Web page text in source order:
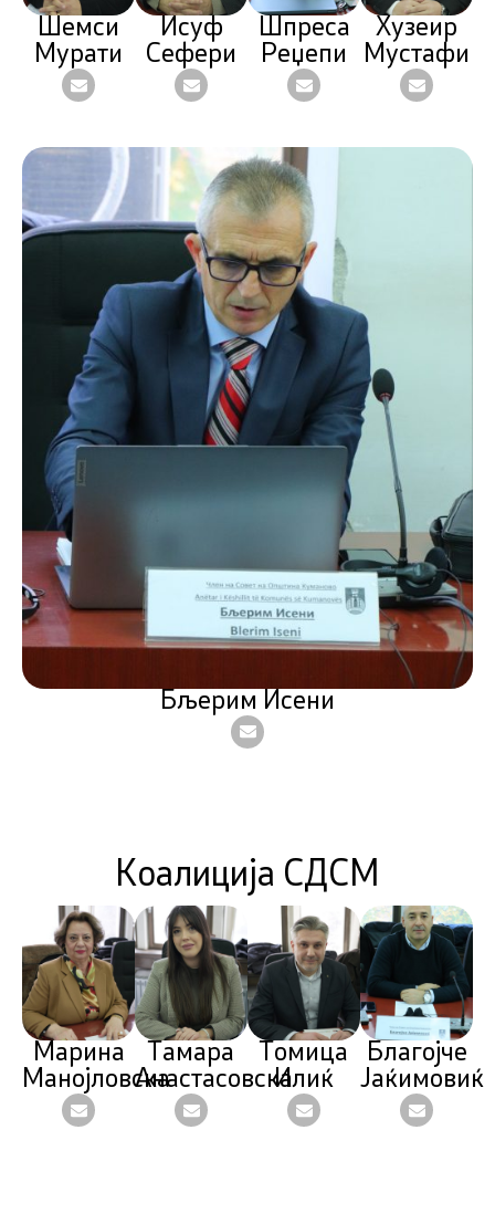
Шемси
Мурати
Исуф
Сефери
Шпреса
Реџепи
Хузеир
Мустафи
Бљерим Исени
Коалиција СДСМ
Марина
Манојловска
Тамара
Анастасовска
Томица
Илиќ
Благојче
Јаќимовиќ